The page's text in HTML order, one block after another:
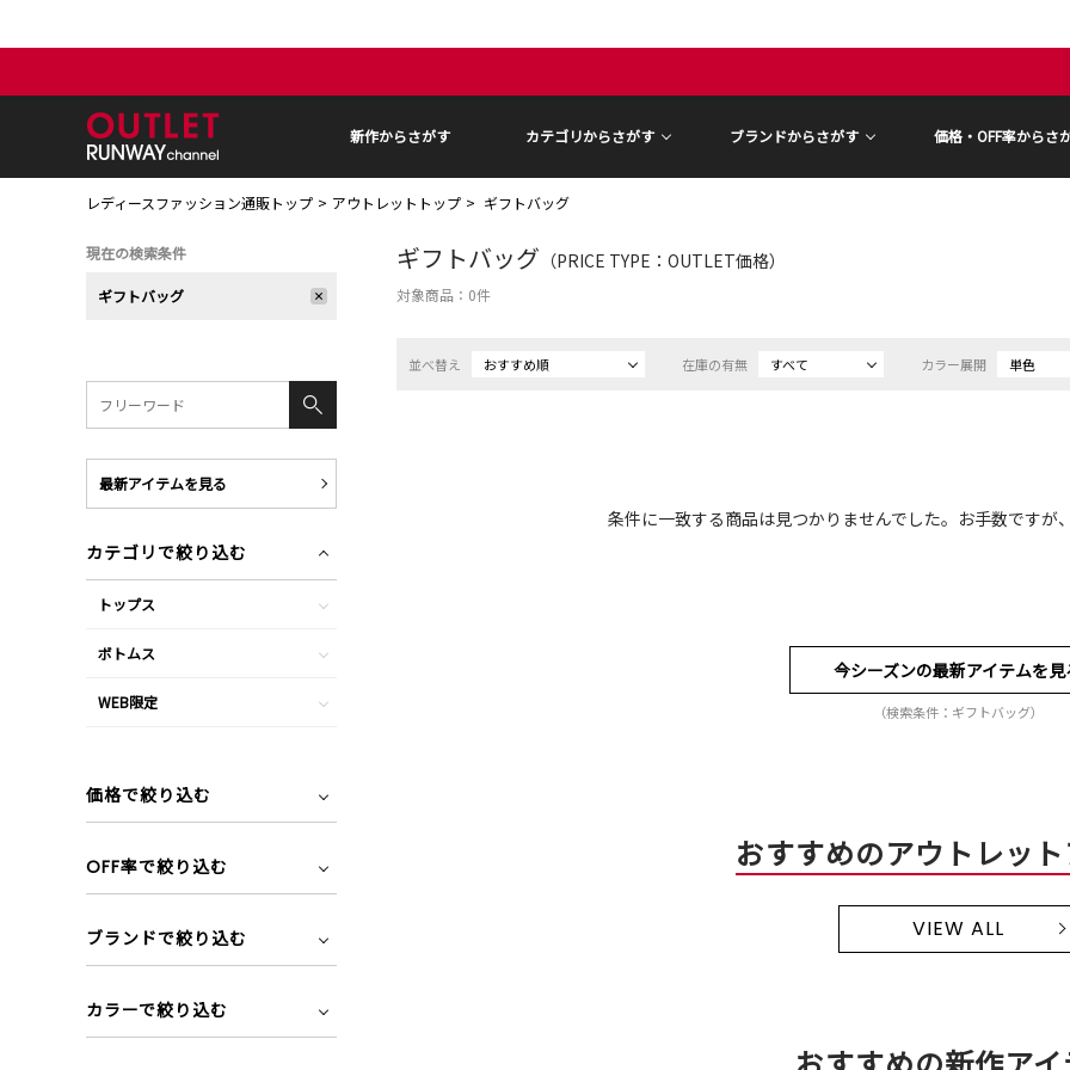
新作からさがす カテゴリからさがす ブランドからさがす 価格・OFF率からさ
レディースファッション通販トップ アウトレットトップ ギフトバッグ
ギフトバッグ （PRICE TYPE：OUTLET価格）
対象商品： 0件
並べ替え おすすめ順 在庫の有無 すべて カラー展開 単色
条件に一致する商品は見つかりませんでした。お手数ですが
今シーズンの最新アイテムを見
（検索条件：ギフトバッグ）
おすすめのアウトレッ
VIEW ALL
現在の検索条件
ギフトバッグ
最新アイテムを見る
カテゴリで絞り込む
トップス
ボトムス
WEB限定
価格で絞り込む
OFF率で絞り込む
ブランドで絞り込む
カラーで絞り込む